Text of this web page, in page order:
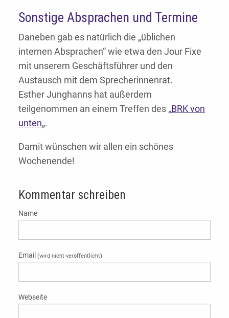
Sonstige Absprachen und Termine
Daneben gab es natürlich die „üblichen
internen Absprachen“ wie etwa den Jour Fixe
mit unserem Geschäftsführer und den
Austausch mit dem Sprecherinnenrat.
Esther Junghanns hat außerdem
teilgenommen an einem Treffen des „BRK von
unten„.
Damit wünschen wir allen ein schönes
Wochenende!
Kommentar schreiben
Name
Email (wird nicht veröffentlicht)
Webseite